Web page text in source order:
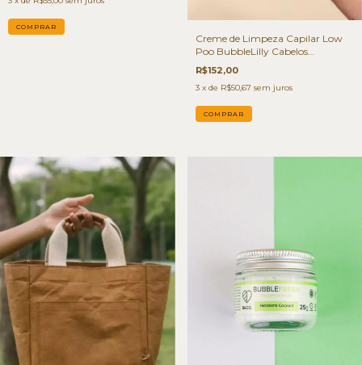
Creme de Limpeza Capilar Low
Poo BubbleLilly Cabelos
Danificados 380ml - Bubble&Co
R$152,00
3 x de R$50,67 sem juros